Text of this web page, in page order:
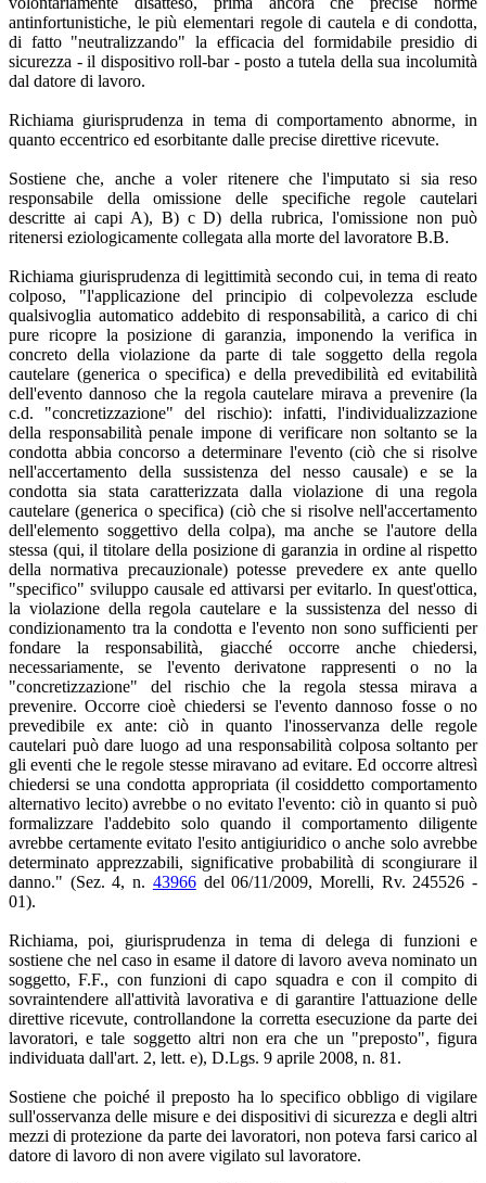
antinfortunistiche, le più elementari regole di cautela e di condotta,
di fatto "neutralizzando" la efficacia del formidabile presidio di
sicurezza - il dispositivo roll-bar - posto a tutela della sua incolumità
dal datore di lavoro.
Richiama giurisprudenza in tema di comportamento abnorme, in
quanto eccentrico ed esorbitante dalle precise direttive ricevute.
Sostiene che, anche a voler ritenere che l'imputato si sia reso
responsabile della omissione delle specifiche regole cautelari
descritte ai capi A), B) c D) della rubrica, l'omissione non può
ritenersi eziologicamente collegata alla morte del lavoratore B.B.
Richiama giurisprudenza di legittimità secondo cui, in tema di reato
colposo, "l'applicazione del principio di colpevolezza esclude
qualsivoglia automatico addebito di responsabilità, a carico di chi
pure ricopre la posizione di garanzia, imponendo la verifica in
concreto della violazione da parte di tale soggetto della regola
cautelare (generica o specifica) e della prevedibilità ed evitabilità
dell'evento dannoso che la regola cautelare mirava a prevenire (la
c.d. "concretizzazione" del rischio): infatti, l'individualizzazione
della responsabilità penale impone di verificare non soltanto se la
condotta abbia concorso a determinare l'evento (ciò che si risolve
nell'accertamento della sussistenza del nesso causale) e se la
condotta sia stata caratterizzata dalla violazione di una regola
cautelare (generica o specifica) (ciò che si risolve nell'accertamento
dell'elemento soggettivo della colpa), ma anche se l'autore della
stessa (qui, il titolare della posizione di garanzia in ordine al rispetto
della normativa precauzionale) potesse prevedere ex ante quello
"specifico" sviluppo causale ed attivarsi per evitarlo. In quest'ottica,
la violazione della regola cautelare e la sussistenza del nesso di
condizionamento tra la condotta e l'evento non sono sufficienti per
fondare la responsabilità, giacché occorre anche chiedersi,
necessariamente, se l'evento derivatone rappresenti o no la
"concretizzazione" del rischio che la regola stessa mirava a
prevenire. Occorre cioè chiedersi se l'evento dannoso fosse o no
prevedibile ex ante: ciò in quanto l'inosservanza delle regole
cautelari può dare luogo ad una responsabilità colposa soltanto per
gli eventi che le regole stesse miravano ad evitare. Ed occorre altresì
chiedersi se una condotta appropriata (il cosiddetto comportamento
alternativo lecito) avrebbe o no evitato l'evento: ciò in quanto si può
formalizzare l'addebito solo quando il comportamento diligente
avrebbe certamente evitato l'esito antigiuridico o anche solo avrebbe
determinato apprezzabili, significative probabilità di scongiurare il
danno." (Sez. 4, n. 43966del 06/11/2009, Morelli, Rv. 245526 -
01).
Richiama, poi, giurisprudenza in tema di delega di funzioni e
sostiene che nel caso in esame il datore di lavoro aveva nominato un
soggetto, F.F., con funzioni di capo squadra e con il compito di
sovraintendere all'attività lavorativa e di garantire l'attuazione delle
direttive ricevute, controllandone la corretta esecuzione da parte dei
lavoratori, e tale soggetto altri non era che un "preposto", figura
individuata dall'art. 2, lett. e), D.Lgs. 9 aprile 2008, n. 81.
Sostiene che poiché il preposto ha lo specifico obbligo di vigilare
sull'osservanza delle misure e dei dispositivi di sicurezza e degli altri
mezzi di protezione da parte dei lavoratori, non poteva farsi carico al
datore di lavoro di non avere vigilato sul lavoratore.